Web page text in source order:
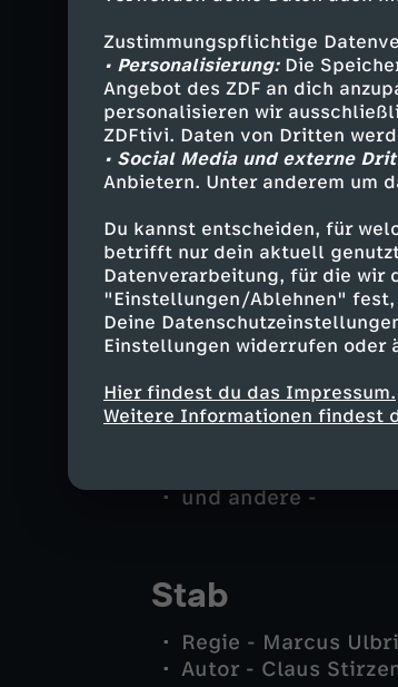
Zustimmungspflichtige
• Personalisierung:Die
Angebot des ZDF an dich
personalisieren wir
ZDFtivi. Daten von Dritten
• Social Media und externe
Anbietern. Unter anderem um
Du kannst entscheiden, für
betrifft nur dein aktuell
Datenverarbeitung, für die wir
"Einstellungen/Ablehnen" fest,
Deine
Einstellungen widerrufen oder
Hier findest du das Impressum.
Weitere Informationen findest
Verhältnis zu ihrer
Mutter, mit der sie
haben bewusst ihre
Darsteller
Annabell Lorenz -
Tom Kupfer -
Lennard "Lenny"
Dr. Franziska
Petra Ramsauer -
Fritz Berger - Fritz
Mia Kehrmann -
Daniel Überling -
und andere -
Stab
Regie - Marcus
Autor - Claus